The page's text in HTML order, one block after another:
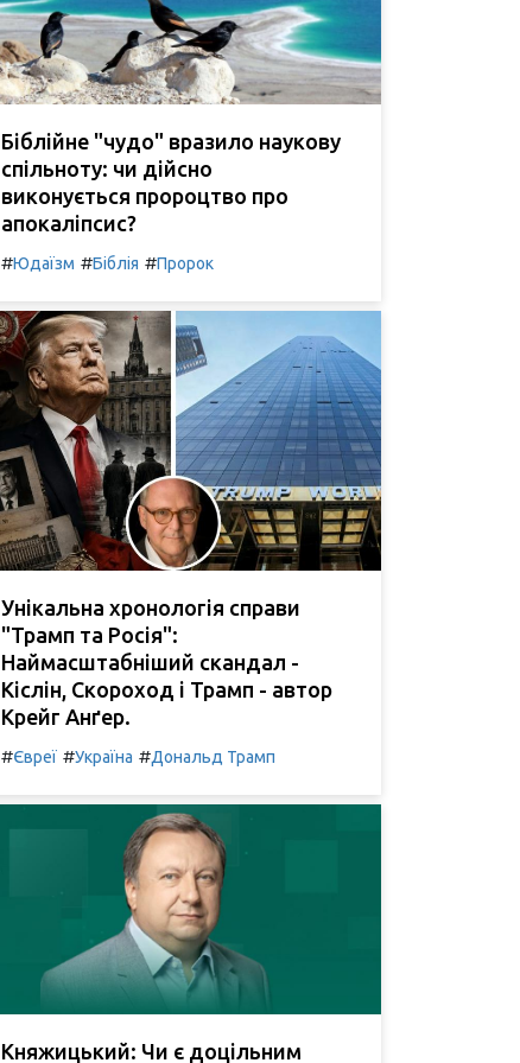
Біблійне "чудо" вразило наукову
спільноту: чи дійсно
виконується пророцтво про
апокаліпсис?
#Юдаїзм #Біблія #Пророк
Унікальна хронологія справи
"Трамп та Росія":
Наймасштабніший скандал -
Кіслін, Скороход і Трамп - автор
Крейг Анґер.
#Євреї #Україна #Дональд Трамп
Княжицький: Чи є доцільним